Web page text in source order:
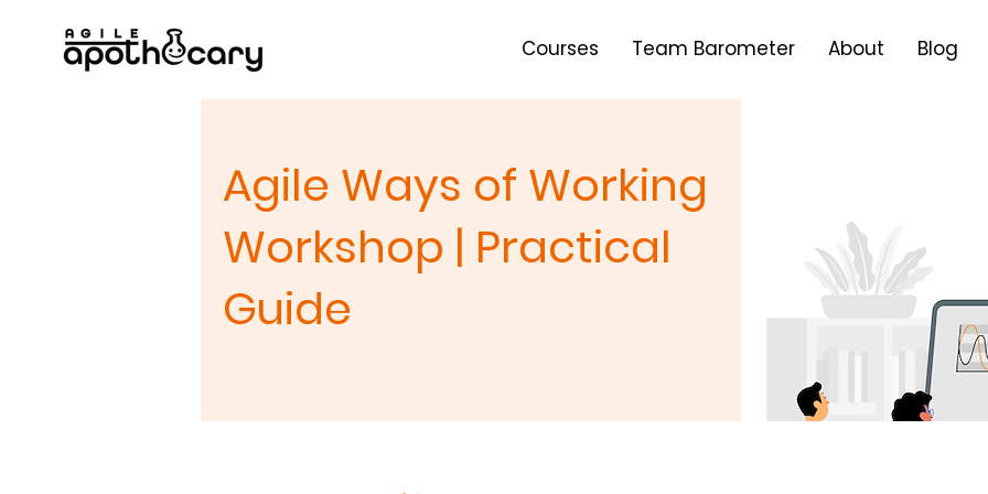
Courses Team Barometer About Blog
Agile Ways of Working
Workshop | Practical
Guide